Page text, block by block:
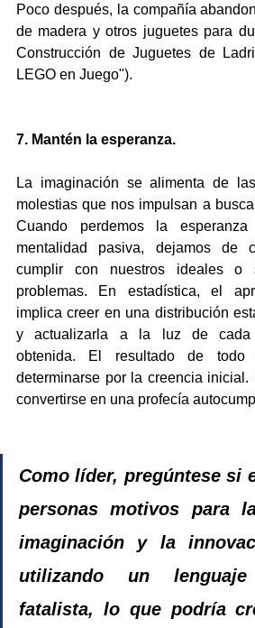
Poco después, la compañía
de madera y otros juguetes para
Construcción de Juguetes de
LEGO en Juego").
7. Mantén la esperanza.
La imaginación se alimenta de
molestias que nos impulsan a
Cuando perdemos la
mentalidad pasiva, dejamos de
cumplir con nuestros ideales o
problemas. En estadística, el
implica creer en una distribución
y actualizarla a la luz de cada
obtenida. El resultado de todo
determinarse por la creencia
convertirse en una profecía
Como líder, pregúntese si
personas motivos para
imaginación y la
utilizando un
fatalista, lo que podría